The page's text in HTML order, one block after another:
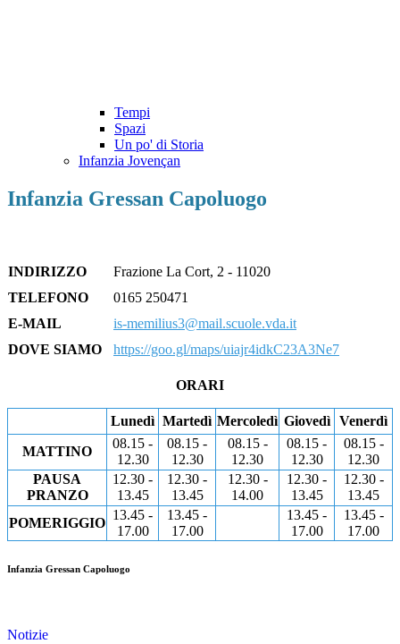
Tempi
Spazi
Un po' di Storia
Infanzia Jovençan
Infanzia Gressan Capoluogo
INDIRIZZO
Frazione La Cort, 2 - 11020
TELEFONO
0165 250471
E-MAIL
is-memilius3@mail.scuole.vda.it
DOVE SIAMO
https://goo.gl/maps/uiajr4idkC23A3Ne7
ORARI
Lunedì Martedì Mercoledì Giovedì
Venerdì
MATTINO
08.15 -
12.30
08.15 -
12.30
08.15 -
12.30
08.15 -
12.30
08.15 -
12.30
PAUSA
PRANZO
12.30 -
13.45
12.30 -
13.45
12.30 -
14.00
12.30 -
13.45
12.30 -
13.45
POMERIGGIO
13.45 -
17.00
13.45 -
17.00
13.45 -
17.00
13.45 -
17.00
Infanzia Gressan Capoluogo
Notizie